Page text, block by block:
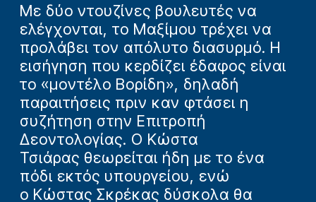
Με δύο ντουζίνες βουλευτές να
ελέγχονται, το Μαξίμου τρέχει να
προλάβει τον απόλυτο διασυρμό. Η
εισήγηση που κερδίζει έδαφος είναι
το «μοντέλο Βορίδη», δηλαδή
παραιτήσεις πριν καν φτάσει η
συζήτηση στην Επιτροπή
Δεοντολογίας. Ο Κώστα
Τσιάρας θεωρείται ήδη με το ένα
πόδι εκτός υπουργείου, ενώ
ο Κώστας Σκρέκας δύσκολα θα